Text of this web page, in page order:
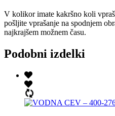
V kolikor imate kakršno koli
pošljite vprašanje na spodnjem
najkrajšem možnem času.
Podobni izdelki